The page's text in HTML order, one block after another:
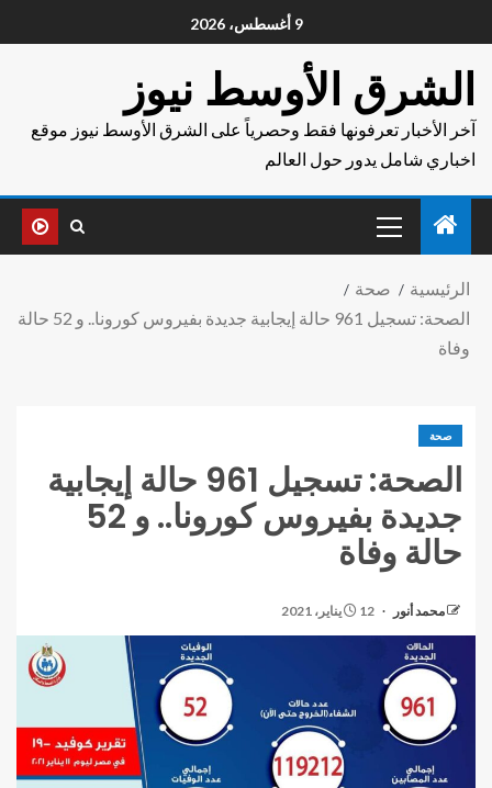
9 أغسطس، 2026
الشرق الأوسط نيوز
آخر الأخبار تعرفونها فقط وحصرياً على الشرق الأوسط نيوز موقع
اخباري شامل يدور حول العالم
الرئيسية
صحة
الصحة: تسجيل 961 حالة إيجابية جديدة بفيروس كورونا.. و 52 حالة
وفاة
صحة
الصحة: تسجيل 961 حالة إيجابية
جديدة بفيروس كورونا.. و 52
حالة وفاة
محمد أنور 12 يناير، 2021